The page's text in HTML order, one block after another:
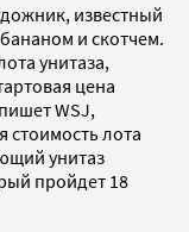
известный
и скотчем.
унитаза,
цена
WSJ,
стоимость лота
унитаз
пройдет 18